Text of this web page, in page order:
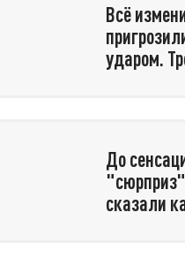
Всё
ударом.
До
сказали